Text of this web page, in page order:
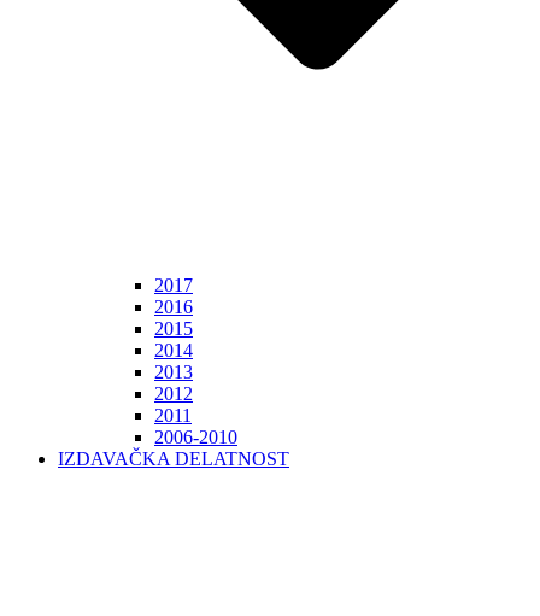
2017
2016
2015
2014
2013
2012
2011
2006-2010
IZDAVAČKA DELATNOST